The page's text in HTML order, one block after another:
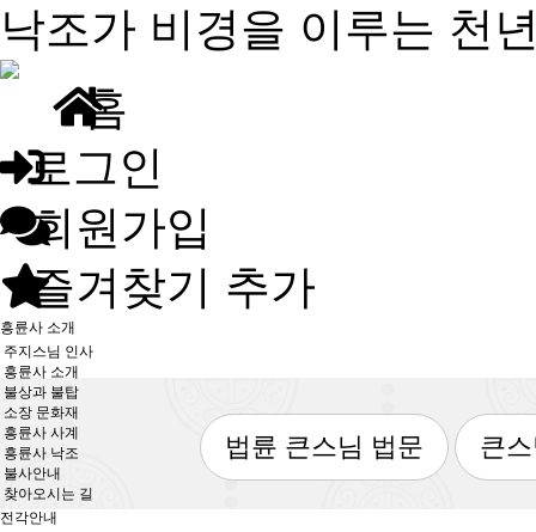
낙조가 비경을 이루는 천
홈
로그인
회원가입
즐겨찾기 추가
흥륜사 소개
주지스님 인사
흥륜사 소개
불상과 불탑
소장 문화재
흥륜사 사계
흥륜사 낙조
불사안내
찾아오시는 길
전각안내
법륜 큰스님 법문 큰